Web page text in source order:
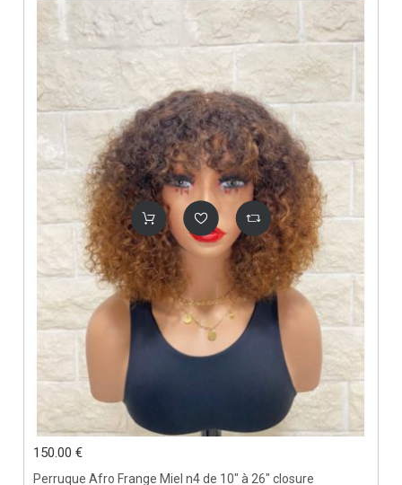
Perruque Afro Frange Miel n4 de 10" à 26" closure
150.00 €